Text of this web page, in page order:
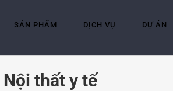
SẢN PHẨM DỊCH VỤ DỰ ÁN
Nội thất y tế